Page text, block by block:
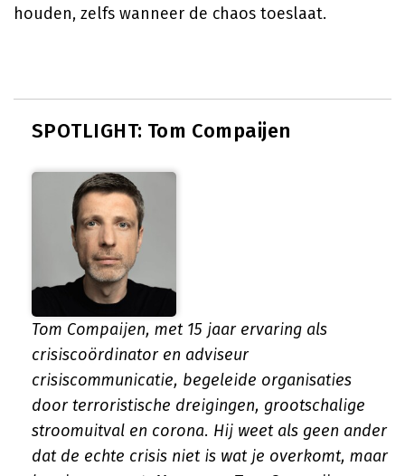
houden, zelfs wanneer de chaos toeslaat.
SPOTLIGHT: Tom Compaijen
Tom Compaijen, met 15 jaar ervaring als
crisiscoördinator en adviseur
crisiscommunicatie, begeleide organisaties
door terroristische dreigingen, grootschalige
stroomuitval en corona. Hij weet als geen ander
dat de echte crisis niet is wat je overkomt, maar